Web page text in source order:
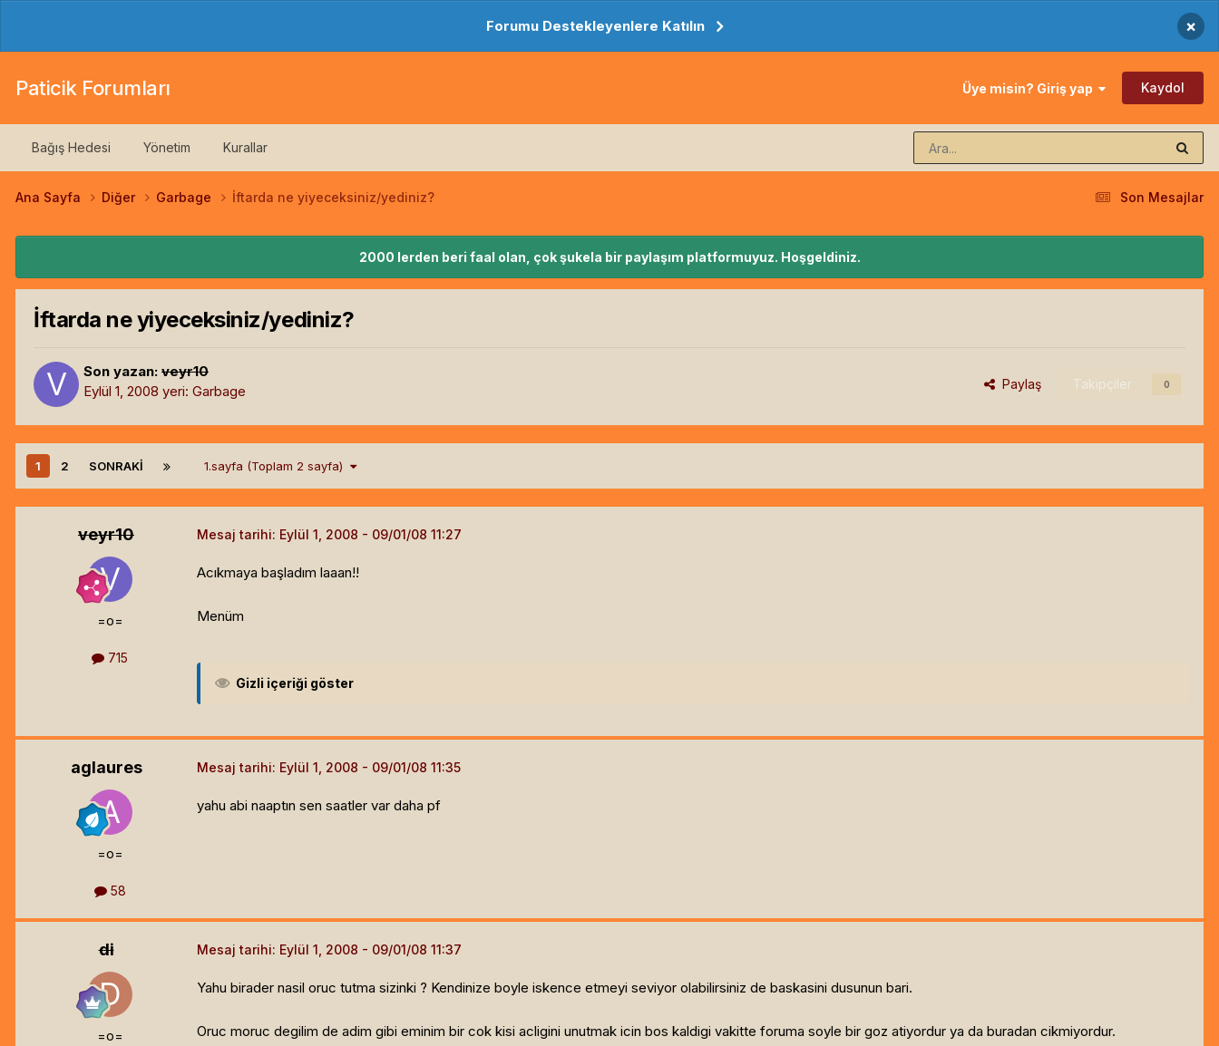
Forumu Destekleyenlere Katılın ×
Paticik Forumları Üye misin? Giriş yap Kaydol
Bağış Hedesi Yönetim Kurallar
Son Mesajlar
Ana Sayfa Diğer Garbage İftarda ne yiyeceksiniz/yediniz?
2000 lerden beri faal olan, çok şukela bir paylaşım platformuyuz. Hoşgeldiniz.
İftarda ne yiyeceksiniz/yediniz?
Son yazan: veyr10
Eylül 1, 2008 yeri: Garbage Paylaş Takipçiler 0
1 2 SONRAKI 1.sayfa (Toplam 2 sayfa)
veyr10
=o=
715
Mesaj tarihi: Eylül 1, 2008
Acıkmaya başladım laaan!!
Menüm
Gizli içeriği göster
aglaures
=o=
58
Mesaj tarihi: Eylül 1, 2008
yahu abi naaptın sen saatler var daha pf
di
=o=
Mesaj tarihi: Eylül 1, 2008
Yahu birader nasil oruc tutma sizinki ? Kendinize boyle iskence etmeyi seviyor olabilirsiniz de baskasini dusunun bari.
Oruc moruc degilim de adim gibi eminim bir cok kisi acligini unutmak icin bos kaldigi vakitte foruma soyle bir goz atiyordur ya da buradan cikmiyordur.